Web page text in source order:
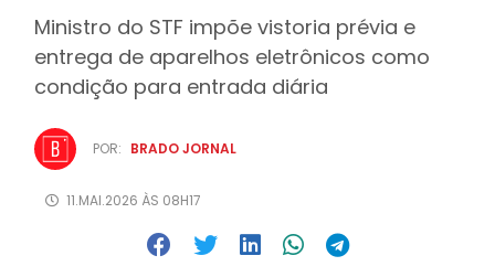
Ministro do STF impõe vistoria prévia e
entrega de aparelhos eletrônicos como
condição para entrada diária
POR: BRADO JORNAL
11.MAI.2026 ÀS 08H17